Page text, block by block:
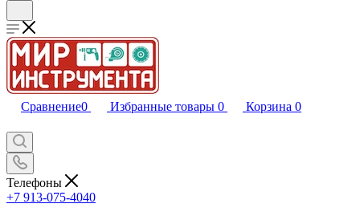
Сравнение0 Избранные товары 0 Корзина 0
Телефоны
+7 913-075-4040